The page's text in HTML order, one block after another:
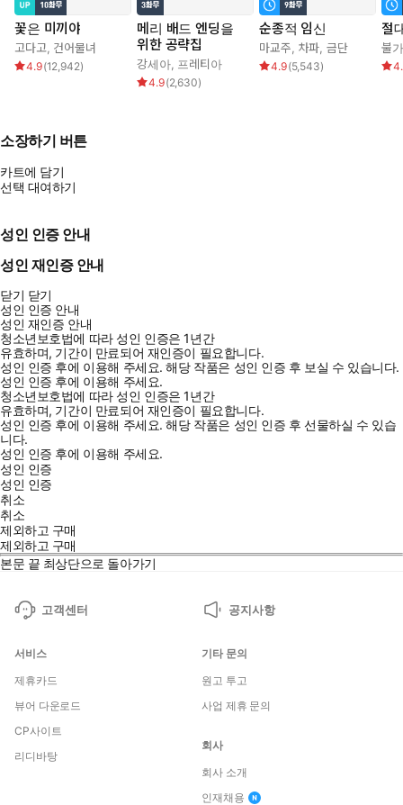
꽃은 미끼야
고다고, 건어물녀
4.9(12,942)
메리 배드 엔딩을
위한 공략집
강세아, 프레티아
4.9(2,630)
순종적 임신
마교주, 차파, 금단
4.9(5,543)
절
불
소장하기 버튼
카트에 담기
선택 대여하기
성인 인증 안내
성인 재인증 안내
닫기 닫기
성인 인증 안내
성인 재인증 안내
청소년보호법에 따라 성인 인증은 1년간
유효하며, 기간이 만료되어 재인증이 필요합니다.
성인 인증 후에 이용해 주세요.해당 작품은 성인 인증 후 보실 수 있습니다.
성인 인증 후에 이용해 주세요.
청소년보호법에 따라 성인 인증은 1년간
유효하며, 기간이 만료되어 재인증이 필요합니다.
성인 인증 후에 이용해 주세요.해당 작품은 성인 인증 후 선물하실 수 있습
니다.
성인 인증 후에 이용해 주세요.
성인 인증
성인 인증
취소
취소
제외하고 구매
제외하고 구매
본문 끝 최상단으로 돌아가기
고객센터 공지사항
서비스
제휴카드
뷰어 다운로드
CP사이트
리디바탕
기타 문의
원고 투고
사업 제휴 문의
회사
회사 소개
인재채용